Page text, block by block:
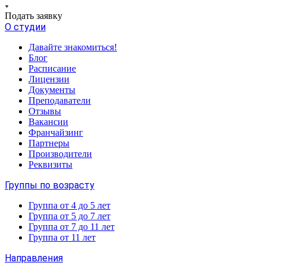
Подать заявку
О студии
Давайте знакомиться!
Блог
Расписание
Лицензии
Документы
Преподаватели
Отзывы
Вакансии
Франчайзинг
Партнеры
Производители
Реквизиты
Группы по возрасту
Группа от 4 до 5 лет
Группа от 5 до 7 лет
Группа от 7 до 11 лет
Группа от 11 лет
Направления